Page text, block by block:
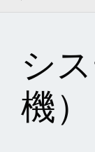
シ
機）